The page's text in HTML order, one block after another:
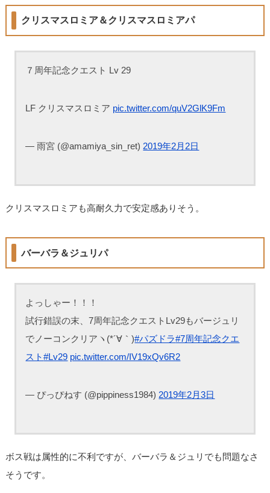
クリスマスロミア＆クリスマスロミアパ
７周年記念クエスト Lv 29
LF クリスマスロミア pic.twitter.com/quV2GlK9Fm
— 雨宮 (@amamiya_sin_ret) 2019年2月2日
クリスマスロミアも高耐久力で安定感ありそう。
バーバラ＆ジュリパ
よっしゃー！！！
試行錯誤の末、7周年記念クエストLv29もバージュリ
でノーコンクリアヽ(*´∀｀)#パズドラ#7周年記念クエ
スト#Lv29 pic.twitter.com/IV19xQv6R2
— ぴっぴねす (@pippiness1984) 2019年2月3日
ボス戦は属性的に不利ですが、バーバラ＆ジュリでも問題なさ
そうです。